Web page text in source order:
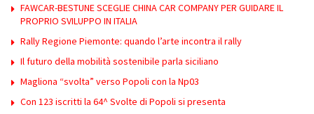
FAWCAR-BESTUNE SCEGLIE CHINA CAR COMPANY PER GUIDARE IL
PROPRIO SVILUPPO IN ITALIA
Rally Regione Piemonte: quando l’arte incontra il rally
Il futuro della mobilità sostenibile parla siciliano
Magliona “svolta” verso Popoli con la Np03
Con 123 iscritti la 64^ Svolte di Popoli si presenta